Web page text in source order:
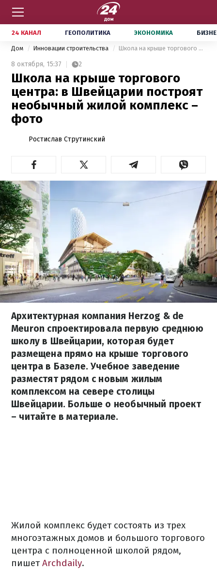
24 КАНАЛ ГЕОПОЛИТИКА ЭКОНОМИКА
Дом Инновации строительства Школа на крыше торгового центра: в Швейцарии построят необычный жилой комплекс – фото
8 октября, 15:37 2
Школа на крыше торгового
центра: в Швейцарии построят
необычный жилой комплекс –
фото
Ростислав Струтинский
Архитектурная компания Herzog & de
Meuron спроектировала первую среднюю
школу в Швейцарии, которая будет
размещена прямо на крыше торгового
центра в Базеле. Учебное заведение
разместят рядом с новым жилым
комплексом на севере столицы
Швейцарии. Больше о необычный проект
– читайте в материале.
Жилой комплекс будет состоять из трех
многоэтажных домов и большого торгового
центра с полноценной школой рядом,
пишетArchdaily.